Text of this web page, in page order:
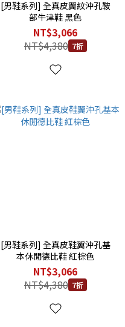
[男鞋系列] 全真皮翼紋沖孔鞍
部牛津鞋 黑色
NT$3,066
NT$4,380 7折
[男鞋系列] 全真皮鞋翼沖孔基
本休閒德比鞋 紅棕色
NT$3,066
NT$4,380 7折